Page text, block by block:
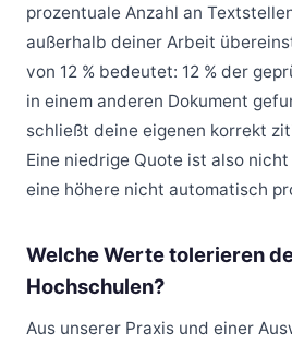
prozentuale Anzahl an
außerhalb deiner Arbeit
von 12 % bedeutet: 12 % der
in einem anderen Dokument
schließt deine eigenen korrekt
Eine niedrige Quote ist also
eine höhere nicht automatisch
Welche Werte tolerieren
Hochschulen?
Aus unserer Praxis und einer